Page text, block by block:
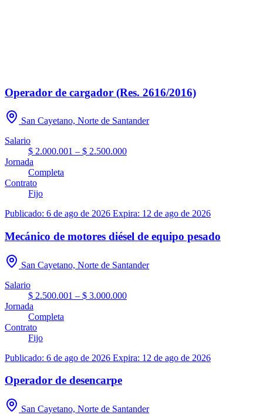
Operador de cargador (Res. 2616/2016)
San Cayetano, Norte de Santander
Salario
$ 2.000.001 – $ 2.500.000
Jornada
Completa
Contrato
Fijo
Publicado: 6 de ago de 2026 Expira: 12 de ago de 2026
Mecánico de motores diésel de equipo pesado
San Cayetano, Norte de Santander
Salario
$ 2.500.001 – $ 3.000.000
Jornada
Completa
Contrato
Fijo
Publicado: 6 de ago de 2026 Expira: 12 de ago de 2026
Operador de desencarpe
San Cayetano, Norte de Santander